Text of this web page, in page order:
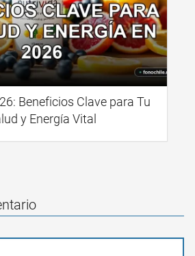
Beneficios Clave para Tu
y Energía Vital